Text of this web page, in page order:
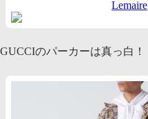
Lemaire
GUCCIのパーカーは真っ白！